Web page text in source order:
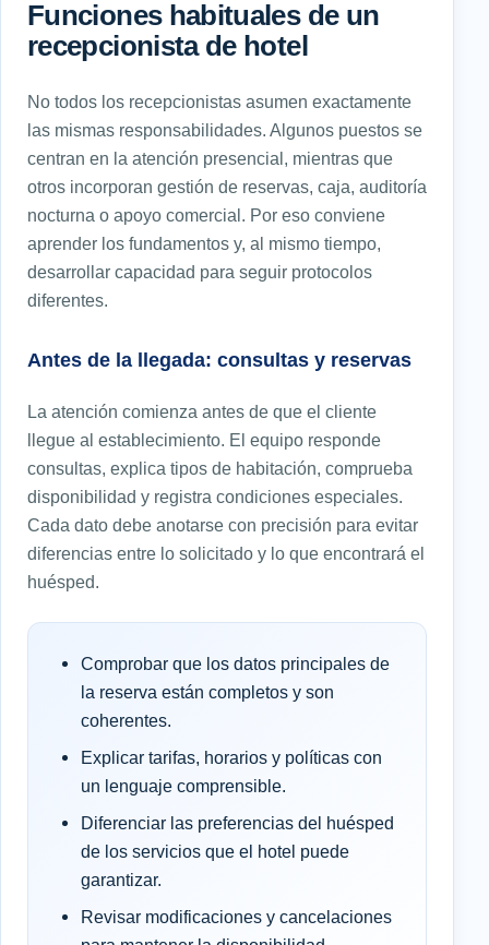
Funciones habituales de un
recepcionista de hotel
No todos los recepcionistas asumen exactamente
las mismas responsabilidades. Algunos puestos se
centran en la atención presencial, mientras que
otros incorporan gestión de reservas, caja, auditoría
nocturna o apoyo comercial. Por eso conviene
aprender los fundamentos y, al mismo tiempo,
desarrollar capacidad para seguir protocolos
diferentes.
Antes de la llegada: consultas y reservas
La atención comienza antes de que el cliente
llegue al establecimiento. El equipo responde
consultas, explica tipos de habitación, comprueba
disponibilidad y registra condiciones especiales.
Cada dato debe anotarse con precisión para evitar
diferencias entre lo solicitado y lo que encontrará el
huésped.
Comprobar que los datos principales de
la reserva están completos y son
coherentes.
Explicar tarifas, horarios y políticas con
un lenguaje comprensible.
Diferenciar las preferencias del huésped
de los servicios que el hotel puede
garantizar.
Revisar modificaciones y cancelaciones